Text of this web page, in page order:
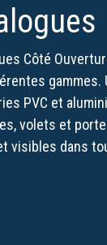
Côté
gammes.
PVC et
volets et
visibles dans